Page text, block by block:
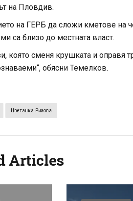
на Пловдив.
на ГЕРБ да сложи кметове на
са близо до местната власт.
която сменя крушката и
обясни Темелков.
Цветанка Ризова
Articles